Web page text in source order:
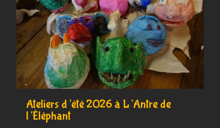
Ateliers d’été 2026 à L’Antre de
l’Éléphant